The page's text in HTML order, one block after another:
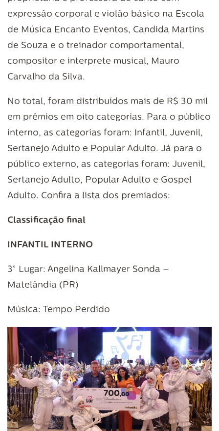
expressão corporal e violão básico na Escola
de Música Encanto Eventos, Candida Martins
de Souza e o treinador comportamental,
compositor e interprete musical, Mauro
Carvalho da Silva.
No total, foram distribuídos mais de R$ 30 mil
em prêmios em oito categorias. Para o público
interno, as categorias foram: Infantil, Juvenil,
Sertanejo Adulto e Popular Adulto. Já para o
público externo, as categorias foram: Juvenil,
Sertanejo Adulto, Popular Adulto e Gospel
Adulto. Confira a lista dos premiados:
Classificação final
INFANTIL INTERNO
3° Lugar: Angelina Kallmayer Sonda –
Matelândia (PR)
Música: Tempo Perdido